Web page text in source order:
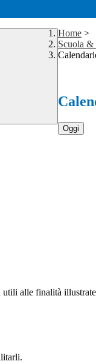
Home >
Scuola
Oggi
utili alle finalità